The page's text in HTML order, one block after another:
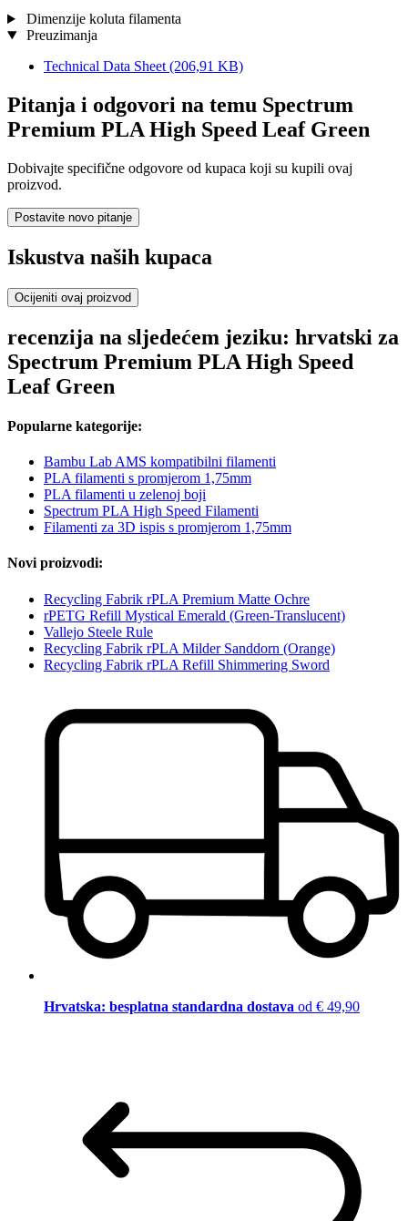
Dimenzije koluta filamenta
Preuzimanja
Technical Data Sheet (206,91 KB)
Pitanja i odgovori na temu Spectrum
Premium PLA High Speed Leaf Green
Dobivajte specifične odgovore od kupaca koji su kupili ovaj
proizvod.
Postavite novo pitanje
Iskustva naših kupaca
Ocijeniti ovaj proizvod
recenzija na sljedećem jeziku: hrvatski za
Spectrum Premium PLA High Speed
Leaf Green
Popularne kategorije:
Bambu Lab AMS kompatibilni filamenti
PLA filamenti s promjerom 1,75mm
PLA filamenti u zelenoj boji
Spectrum PLA High Speed Filamenti
Filamenti za 3D ispis s promjerom 1,75mm
Novi proizvodi:
Recycling Fabrik rPLA Premium Matte Ochre
rPETG Refill Mystical Emerald (Green-Translucent)
Vallejo Steele Rule
Recycling Fabrik rPLA Milder Sanddorn (Orange)
Recycling Fabrik rPLA Refill Shimmering Sword
Hrvatska: besplatna standardna dostava od € 49,90